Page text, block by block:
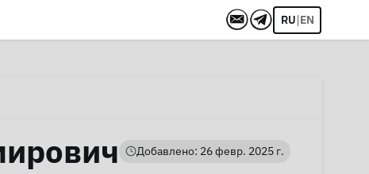
RU|EN
Добавлено: 26 февр. 2025 г.